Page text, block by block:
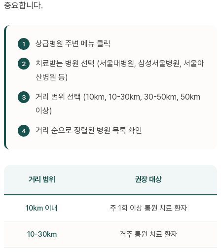
중요합니다.
상급병원 주변 메뉴 클릭
치료받는 병원 선택 (서울대병원, 삼성서울병원, 서울아
산병원 등)
거리 범위 선택 (10km, 10-30km, 30-50km, 50km
이상)
거리 순으로 정렬된 병원 목록 확인
거리 범위 권장 대상
10km 이내 주 1회 이상 통원 치료 환자
10-30km 격주 통원 치료 환자